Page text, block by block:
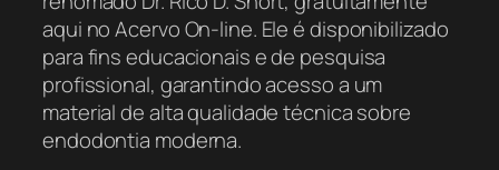
aqui no Acervo On-line. Ele é disponibilizado
para fins educacionais e de pesquisa
profissional, garantindo acesso a um
material de alta qualidade técnica sobre
endodontia moderna.